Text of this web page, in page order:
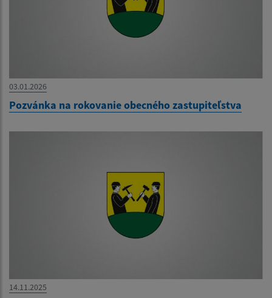
03.01.2026
Pozvánka na rokovanie obecného zastupiteľstva
14.11.2025